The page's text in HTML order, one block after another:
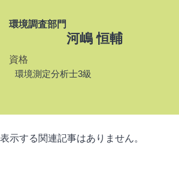
環境調査部門
河嶋 恒輔
資格
環境測定分析士3級
表示する関連記事はありません。